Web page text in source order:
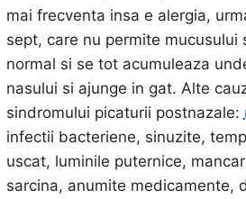
mai frecventa insa e alergia,
sept, care nu permite mucusului
normal si se tot acumuleaza
nasului si ajunge in gat. Alte
sindromului picaturii postnazale:
infectii bacteriene, sinuzite,
uscat, luminile puternice,
sarcina, anumite medicamente,